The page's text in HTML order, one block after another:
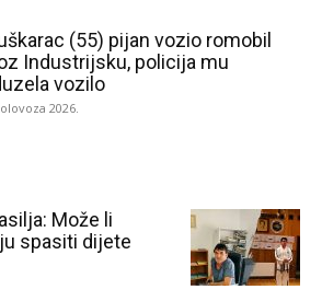
(55) pijan vozio romobil
Industrijsku, policija mu
vozilo
2026.
Može li
spasiti dijete